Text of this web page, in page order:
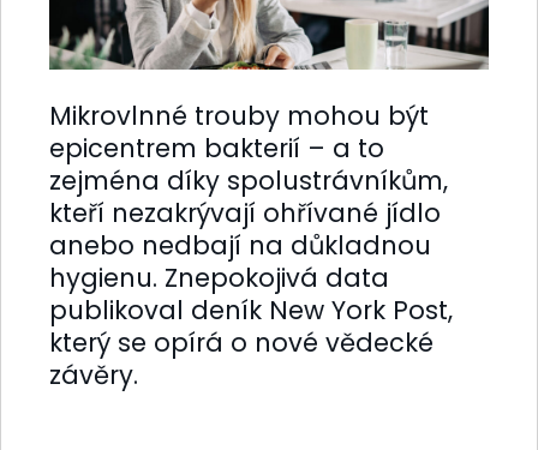
Mikrovlnné trouby mohou být
epicentrem bakterií – a to
zejména díky spolustrávníkům,
kteří nezakrývají ohřívané jídlo
anebo nedbají na důkladnou
hygienu. Znepokojivá data
publikoval deník New York Post,
který se opírá o nové vědecké
závěry.